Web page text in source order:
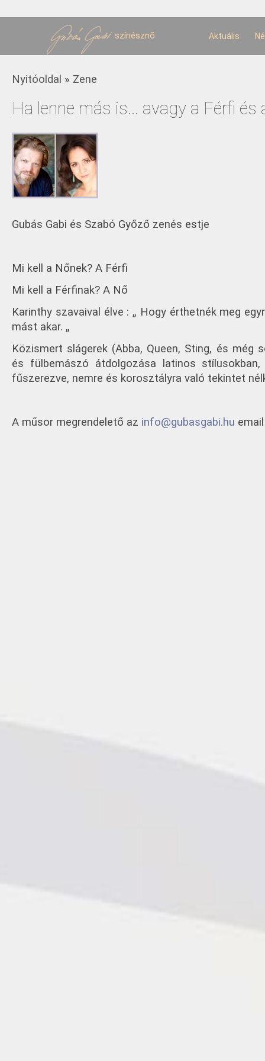
színésznő Aktuális
Jelenlegi hely
Nyitóoldal » Zene
Ha lenne más is... avagy a Férfi és
Gubás Gabi és Szabó Győző zenés estje
Mi kell a Nőnek? A Férfi
Mi kell a Férfinak? A Nő
Karinthy szavaival élve : „ Hogy érthetnék meg
mást akar. „
Közismert slágerek (Abba, Queen, Sting, és még
és fülbemászó átdolgozása latinos stílusokban,
fűszerezve, nemre és korosztályra való tekintet
A műsor megrendelető az info@gubasgabi.hu